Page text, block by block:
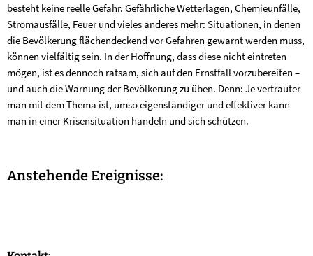
besteht keine reelle Gefahr. Gefährliche Wetterlagen, Chemieunfälle,
Stromausfälle, Feuer und vieles anderes mehr: Situationen, in denen
die Bevölkerung flächendeckend vor Gefahren gewarnt werden muss,
können vielfältig sein. In der Hoffnung, dass diese nicht eintreten
mögen, ist es dennoch ratsam, sich auf den Ernstfall vorzubereiten –
und auch die Warnung der Bevölkerung zu üben. Denn: Je vertrauter
man mit dem Thema ist, umso eigenständiger und effektiver kann
man in einer Krisensituation handeln und sich schützen.
Anstehende Ereignisse: